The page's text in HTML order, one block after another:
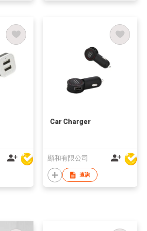
Car Charger
顯和有限公司
查詢